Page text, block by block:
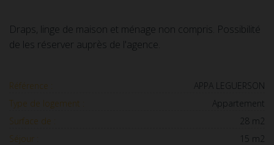
Draps, linge de maison et ménage non compris. Possibilité
de les réserver auprès de l'agence.
Référence :
APPA LEGUERSON
Type de logement :
Appartement
Surface de :
28 m2
Séjour :
15 m2